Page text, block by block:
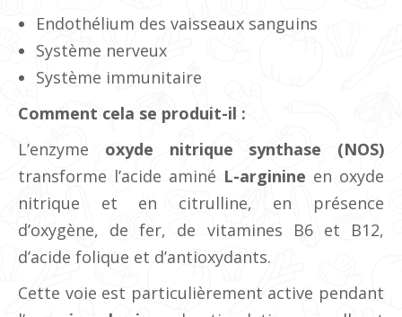
Endothélium des vaisseaux sanguins
Système nerveux
Système immunitaire
Comment cela se produit-il :
L’enzyme oxyde nitrique synthase (NOS)
transforme l’acide aminé L-arginine en oxyde
nitrique et en citrulline, en présence
d’oxygène, de fer, de vitamines B6 et B12,
d’acide folique et d’antioxydants.
Cette voie est particulièrement active pendant